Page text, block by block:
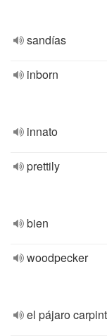
sandías
inborn
innato
prettily
bien
woodpecker
el pájaro